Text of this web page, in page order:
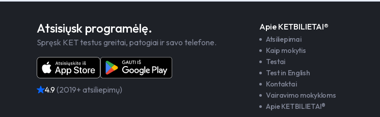
Atsisiųsk programėlę.
Spręsk KET testus greitai, patogiai ir savo telefone.
4.9 (2019+ atsiliepimų)
Apie KETBILIETAI®
Atsiliepimai
Kaip mokytis
Testai
Test in English
Kontaktai
Vairavimo mokykloms
Apie KETBILIETAI®